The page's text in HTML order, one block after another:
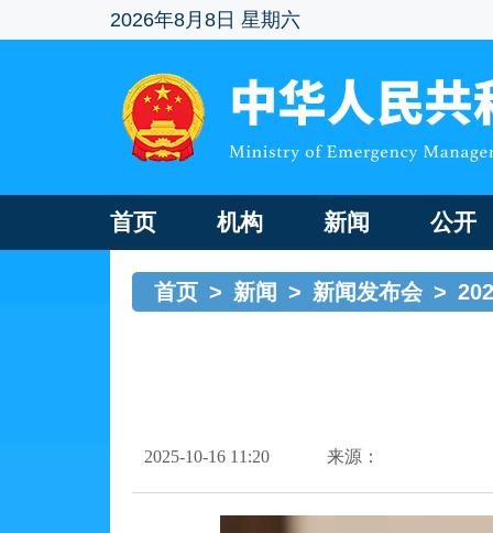
2026年8月8日 星期六
首页 机构 新闻 公开
首页 > 新闻 > 新闻发布会 >
2025-10-16 11:20 来源：